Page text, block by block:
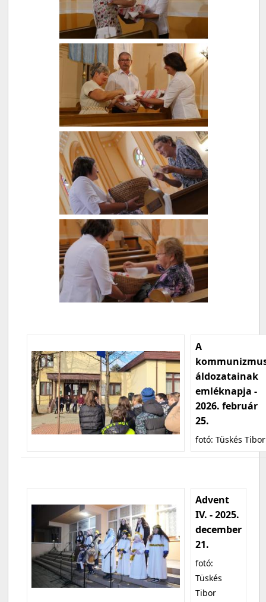
A
áldozatainak
emléknapja -
2026. február
25.
fotó: Tüskés Tibor
Advent
IV. - 2025.
december
21.
fotó:
Tüskés
Tibor